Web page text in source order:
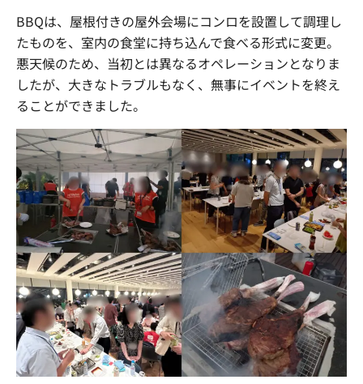
BBQは、屋根付きの屋外会場にコンロを設置して調理し
たものを、室内の食堂に持ち込んで食べる形式に変更。
悪天候のため、当初とは異なるオペレーションとなりま
したが、大きなトラブルもなく、無事にイベントを終え
ることができました。